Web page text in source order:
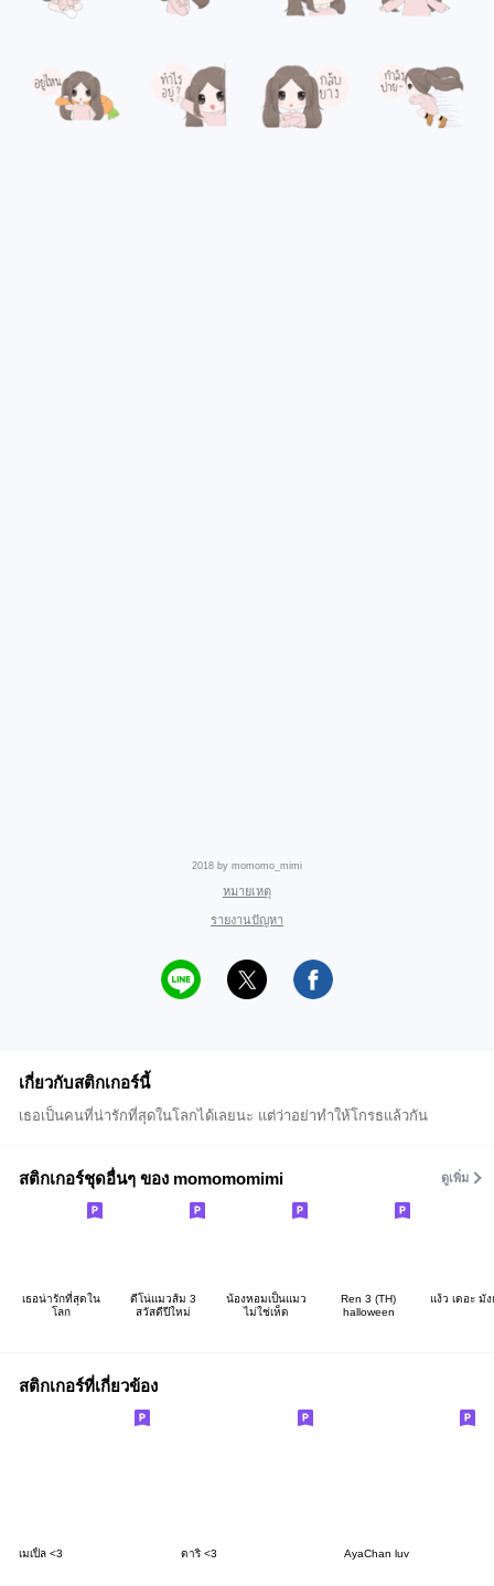
2018 by momomo_mimi
หมายเหตุ
รายงานปัญหา
เกี่ยวกับสติกเกอร์นี้
เธอเป็นคนที่น่ารักที่สุดในโลกได้เลยนะ แต่ว่าอย่าทำให้โกรธแล้วกัน
สติกเกอร์ชุดอื่นๆ ของ momomomimi ดูเพิ่ม
เธอน่ารักที่สุดใน
โลก
ดีโน่แมวส้ม 3
สวัสดีปีใหม่
น้องหอมเป็นแมว
ไม่ใช่เห็ด
Ren 3 (TH)
halloween
แง้ว เดอะ มั
สติกเกอร์ที่เกี่ยวข้อง
เมเปิ้ล <3 ดาริ <3 AyaChan luv